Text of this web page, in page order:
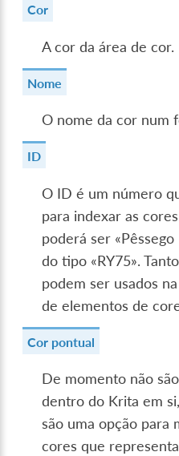
Cor
A cor da área de cor.
Nome
O nome da cor num
ID
O ID é um número
para indexar as
poderá ser
do tipo «RY75».
podem ser usados
de elementos de
Cor pontual
De momento não
dentro do Krita em
são uma opção para
cores que